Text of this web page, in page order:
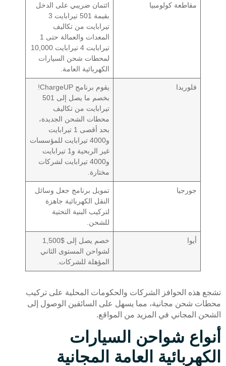
مقاطعة كولومبيا
ائتمان ضريبي على الدخل
بقيمة 501 تيرابايت 3
تيرابايت من تكاليف
المعدات والعمالة حتى 1
تيرابايت 4 تيرابايت 10,000
لمحطات شحن السيارات
الكهربائية العامة.
فلوريدا
يقوم برنامج ChargeUP!
بخصم ما يصل إلى 501
تيرابايت من تكاليف
محطات الشحن الجديدة،
بحد أقصى 1 تيرابايت
و4000 تيرابايت للمؤسسات
غير الربحية و1 تيرابايت
و4000 تيرابايت لشركات
مختارة.
جورجيا
تمويل برنامج جعل وسائل
النقل الكهربائية جاهزة
لتركيب البنية التحتية
للشحن.
أيوا
خصم يصل إلى $1,500
لشواحن المستوى الثاني
المؤهلة للشركات.
تشجع هذه الحوافز الشركات والحكومات المحلية على تركيب
محطات شحن مجانية، مما يسهل على السائقين الوصول إلى
الشحن المجاني في المزيد من المواقع.
أنواع شواحن السيارات
الكهربائية العامة المجانية